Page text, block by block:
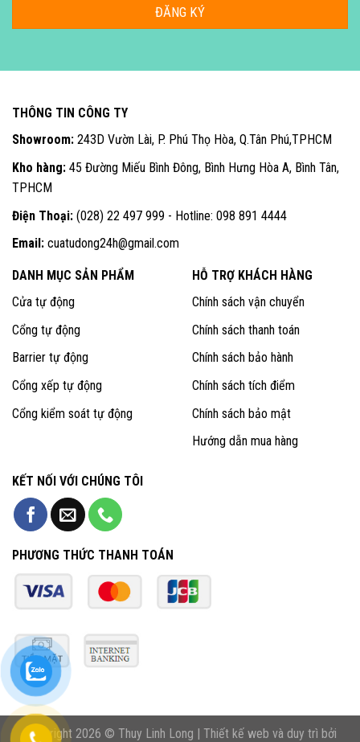
THÔNG TIN CÔNG TY
Showroom: 243D Vườn Lài, P. Phú Thọ Hòa, Q.Tân Phú,TPHCM
Kho hàng: 45 Đường Miếu Bình Đông, Bình Hưng Hòa A, Bình Tân,
TPHCM
Điện Thoại: (028) 22 497 999 - Hotline: 098 891 4444
Email: cuatudong24h@gmail.com
DANH MỤC SẢN PHẨM
Cửa tự động
Cổng tự động
Barrier tự động
Cổng xếp tự động
Cổng kiểm soát tự động
HỖ TRỢ KHÁCH HÀNG
Chính sách vận chuyển
Chính sách thanh toán
Chính sách bảo hành
Chính sách tích điểm
Chính sách bảo mật
Hướng dẫn mua hàng
KẾT NỐI VỚI CHÚNG TÔI
PHƯƠNG THỨC THANH TOÁN
Copyright 2026 © Thuy Linh Long | Thiết kế web và duy trì bởi